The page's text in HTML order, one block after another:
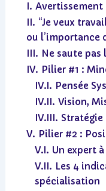
I. Avertissement
II. “Je veux
ou l’importance
III. Ne saute pas
IV. Pilier #1 :
IV.I. Pensée
IV.II. Vision,
IV.III. Stratégie
V. Pilier #2 :
V.I. Un expert
V.II. Les 4
spécialisation